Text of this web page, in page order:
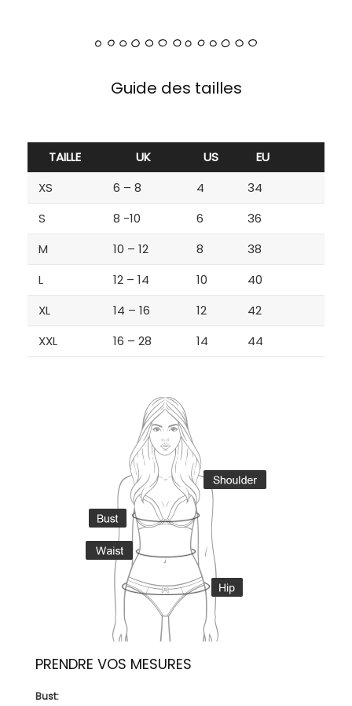
Guide des tailles
TAILLE UK US
EU
XS
6 – 8 4
34
S
8 -10 6
36
M
10 – 12 8
38
L
12 – 14 10
40
XL
14 – 16 12
42
XXL
16 – 28 14 44
PRENDRE VOS MESURES
Bust: